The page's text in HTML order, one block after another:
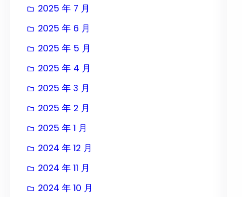
2025 年 7 月
2025 年 6 月
2025 年 5 月
2025 年 4 月
2025 年 3 月
2025 年 2 月
2025 年 1 月
2024 年 12 月
2024 年 11 月
2024 年 10 月